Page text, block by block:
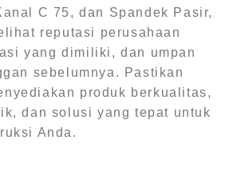
C 75, dan Spandek Pasir,
reputasi perusahaan
yang dimiliki, dan umpan
sebelumnya. Pastikan
produk berkualitas,
dan solusi yang tepat untuk
Anda.